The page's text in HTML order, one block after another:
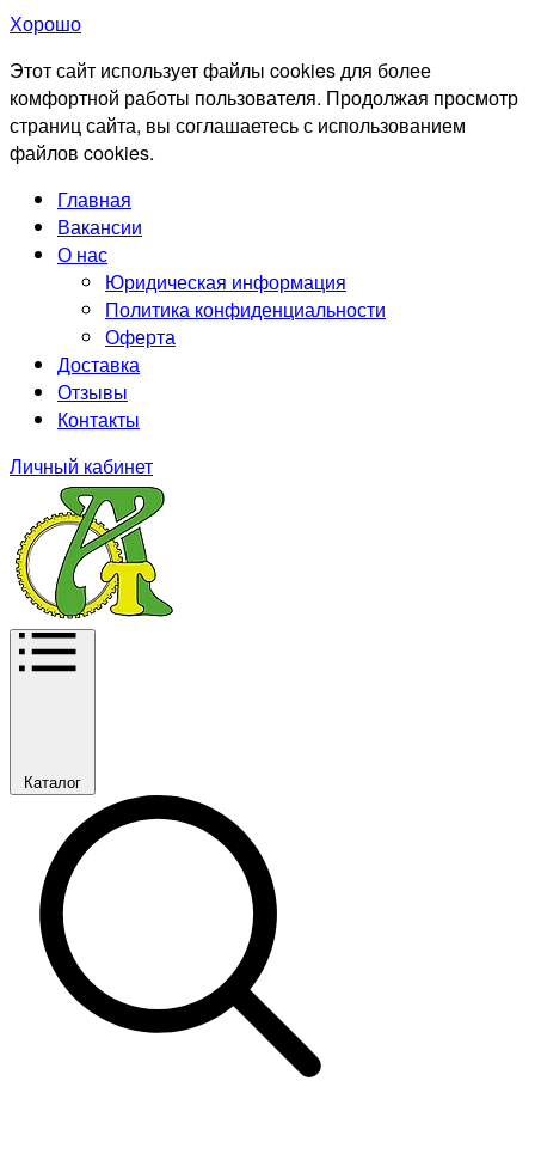
Хорошо
Этот сайт использует файлы cookies для более
комфортной работы пользователя. Продолжая просмотр
страниц сайта, вы соглашаетесь с использованием
файлов cookies.
Главная
Вакансии
О нас
Юридическая информация
Политика конфиденциальности
Оферта
Доставка
Отзывы
Контакты
Личный кабинет
Каталог